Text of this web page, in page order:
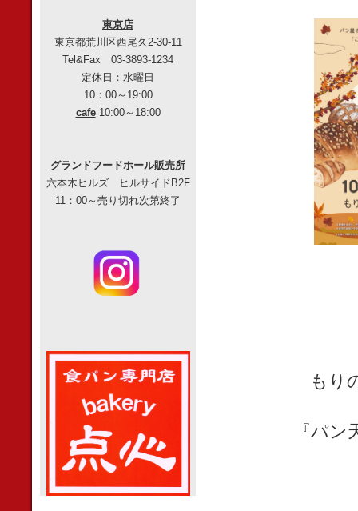
もり
『パ
東京店
東京都荒川区西尾久2-30-11
Tel&Fax 03-3893-1234
定休日：水曜日
10：00～19:00
cafe10:00～18:00
グランドフードホール販売所
六本木ヒルズ ヒルサイドB2F
11：00～売り切れ次第終了